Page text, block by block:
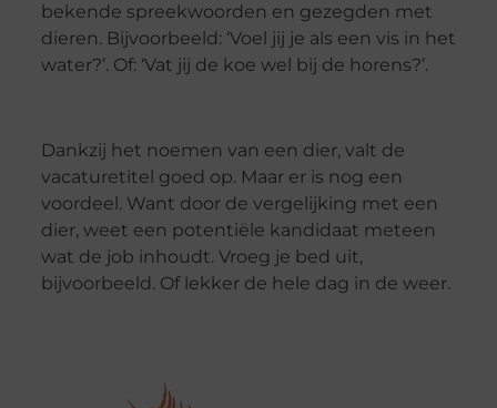
bekende spreekwoorden en gezegden met
dieren. Bijvoorbeeld: ‘Voel jij je als een vis in het
water?’. Of: ‘Vat jij de koe wel bij de horens?’.
Dankzij het noemen van een dier, valt de
vacaturetitel goed op. Maar er is nog een
voordeel. Want door de vergelijking met een
dier, weet een potentiële kandidaat meteen
wat de job inhoudt. Vroeg je bed uit,
bijvoorbeeld. Of lekker de hele dag in de weer.